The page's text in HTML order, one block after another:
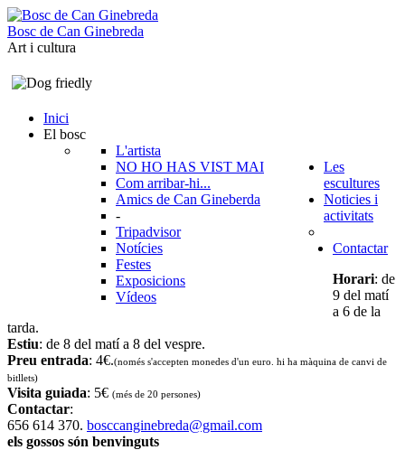
Bosc de Can Ginebreda
Art i cultura
Inici
El bosc
L'artista
NO HO HAS VIST MAI
Com arribar-hi...
Amics de Can Gineberda
-
Tripadvisor
Les
escultures
Noticies i
activitats
Notícies
Festes
Exposicions
Vídeos
Contactar
Horari: de
9 del matí
a 6 de la
tarda.
Estiu: de 8 del matí a 8 del vespre.
Preu entrada: 4€.(només s'accepten monedes d'un euro. hi ha màquina de canvi de
bitllets)
Visita guiada: 5€ (més de 20 persones)
Contactar:
656 614 370. bosccanginebreda@gmail.com
els gossos són benvinguts